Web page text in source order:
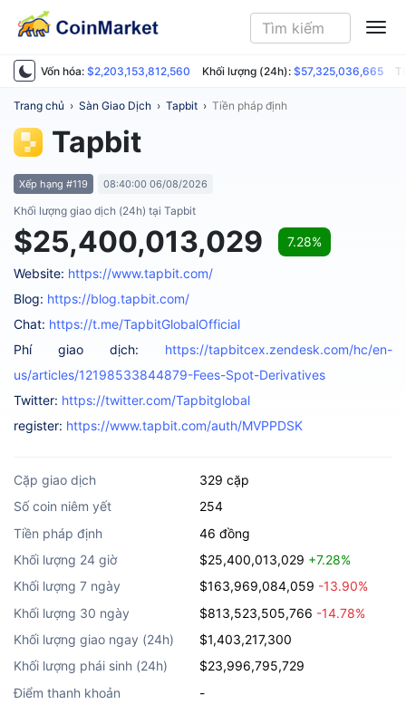
Vốn hóa: $2,203,153,812,560 Khối lượng (24h): $57,325,036,665
Trang chủ › Sàn Giao Dịch › Tapbit › Tiền pháp định
Tapbit
Xếp hạng #119 08:40:00 06/08/2026
Khối lượng giao dịch (24h) tại Tapbit
$25,400,013,029 7.28%
Website: https://www.tapbit.com/
Blog: https://blog.tapbit.com/
Chat: https://t.me/TapbitGlobalOfficial
Phí giao dịch: https://tapbitcex.zendesk.com/hc/en-
us/articles/12198533844879-Fees-Spot-Derivatives
Twitter: https://twitter.com/Tapbitglobal
register: https://www.tapbit.com/auth/MVPPDSK
Cặp giao dịch
329 cặp
Số coin niêm yết
254
Tiền pháp định
46 đồng
Khối lượng 24 giờ
$25,400,013,029 +7.28%
Khối lượng 7 ngày
$163,969,084,059 -13.90%
Khối lượng 30 ngày
$813,523,505,766 -14.78%
Khối lượng giao ngay (24h)
$1,403,217,300
Khối lượng phái sinh (24h)
$23,996,795,729
Điểm thanh khoản
-